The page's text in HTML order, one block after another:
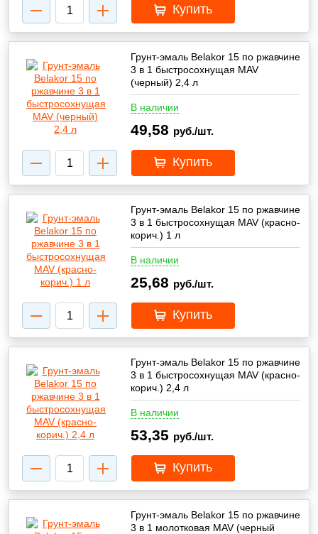
Купить
Грунт-эмаль Belakor 15 по ржавчине
3 в 1 быстросохнущая MAV
(черный) 2,4 л
В наличии
49,58 руб./шт.
Купить
Грунт-эмаль Belakor 15 по ржавчине
3 в 1 быстросохнущая MAV (красно-
корич.) 1 л
В наличии
25,68 руб./шт.
Купить
Грунт-эмаль Belakor 15 по ржавчине
3 в 1 быстросохнущая MAV (красно-
корич.) 2,4 л
В наличии
53,35 руб./шт.
Купить
Грунт-эмаль Belakor 15 по ржавчине
3 в 1 молотковая MAV (черный